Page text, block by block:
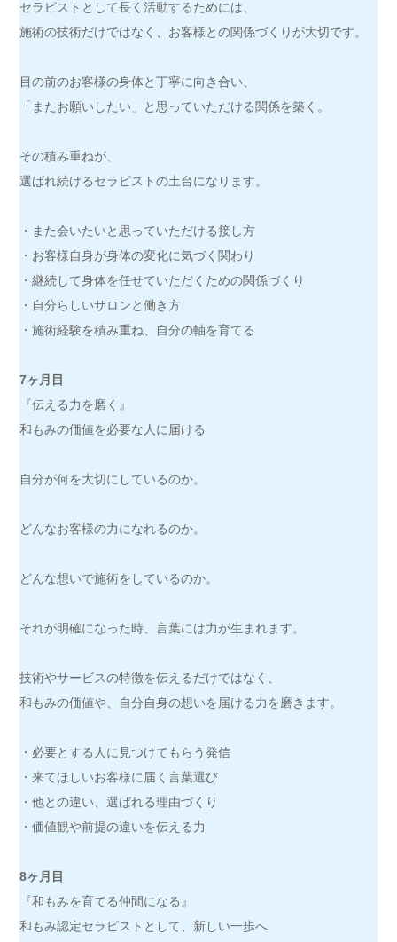
セラピストとして長く活動するためには、
施術の技術だけではなく、お客様との関係づくりが大切です。
目の前のお客様の身体と丁寧に向き合い、
「またお願いしたい」と思っていただける関係を築く。
その積み重ねが、
選ばれ続けるセラピストの土台になります。
・また会いたいと思っていただける接し方
・お客様自身が身体の変化に気づく関わり
・継続して身体を任せていただくための関係づくり
・自分らしいサロンと働き方
・施術経験を積み重ね、自分の軸を育てる
7ヶ月目
『伝える力を磨く』
和もみの価値を必要な人に届ける
自分が何を大切にしているのか。
どんなお客様の力になれるのか。
どんな想いで施術をしているのか。
それが明確になった時、言葉には力が生まれます。
技術やサービスの特徴を伝えるだけではなく、
和もみの価値や、自分自身の想いを届ける力を磨きます。
・必要とする人に見つけてもらう発信
・来てほしいお客様に届く言葉選び
・他との違い、選ばれる理由づくり
・価値観や前提の違いを伝える力
8ヶ月目
『和もみを育てる仲間になる』
和もみ認定セラピストとして、新しい一歩へ